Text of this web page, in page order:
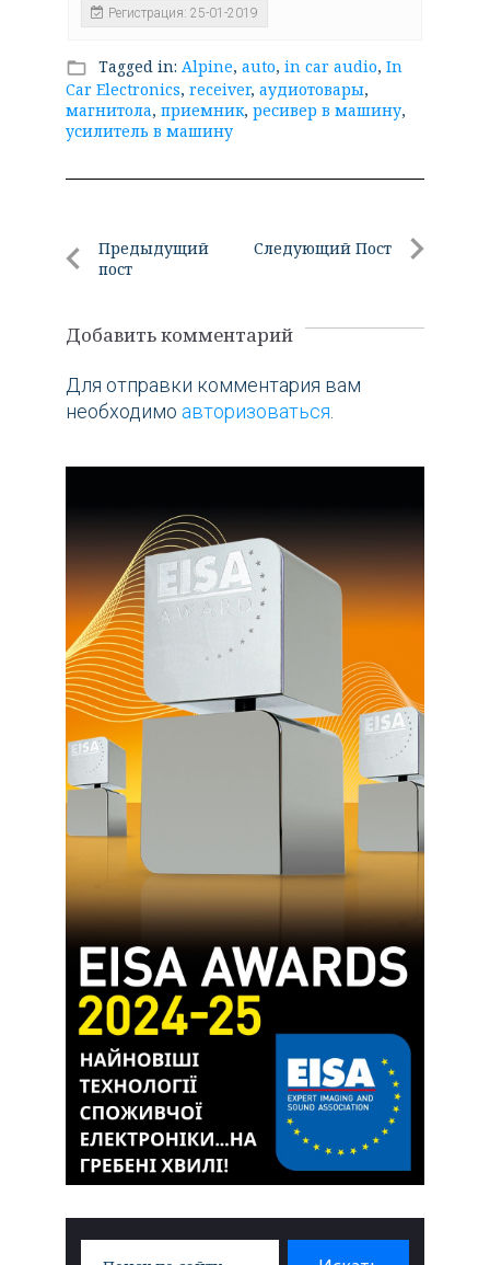
Регистрация: 25-01-2019
folder_open Tagged in: Alpine, auto, in car audio, In
Car Electronics, receiver, аудиотовары,
магнитола, приемник, ресивер в машину,
усилитель в машину
Навигация
по
Предыдущий
пост
пост
Следующий Пост
Добавить комментарий
Для отправки комментария вам
необходимо авторизоваться.